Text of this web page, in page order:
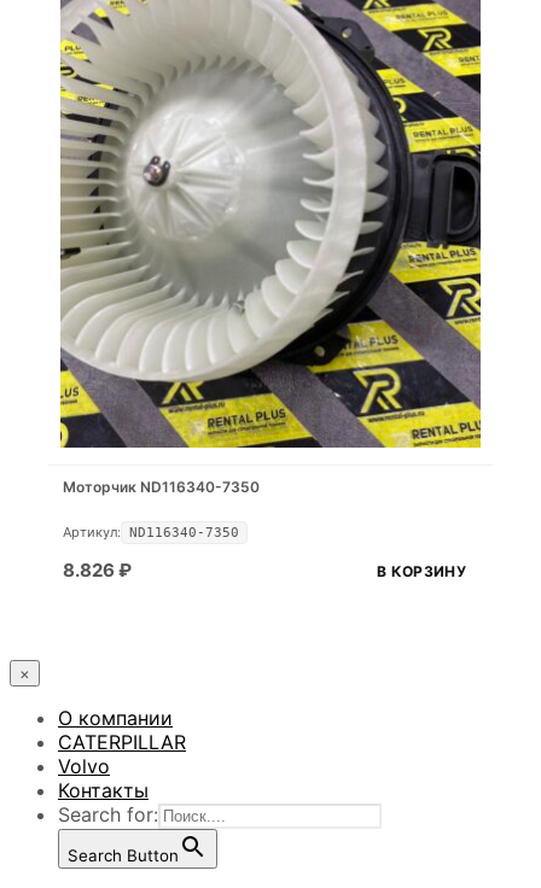
Моторчик ND116340-7350
Артикул: ND116340-7350
8.826 ₽ В КОРЗИНУ
×
О компании
CATERPILLAR
Volvo
Контакты
Search for:
Search Button